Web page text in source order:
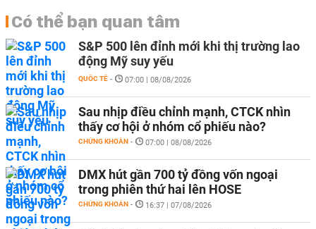
Có thể bạn quan tâm
S&P 500 lên đỉnh mới khi thị trường lao
động Mỹ suy yếu
QUỐC TẾ - 07:00 | 08/08/2026
Sau nhịp điều chỉnh mạnh, CTCK nhìn
thấy cơ hội ở nhóm cổ phiếu nào?
CHỨNG KHOÁN - 07:00 | 08/08/2026
DMX hút gần 700 tỷ đồng vốn ngoại
trong phiên thứ hai lên HOSE
CHỨNG KHOÁN - 16:37 | 07/08/2026